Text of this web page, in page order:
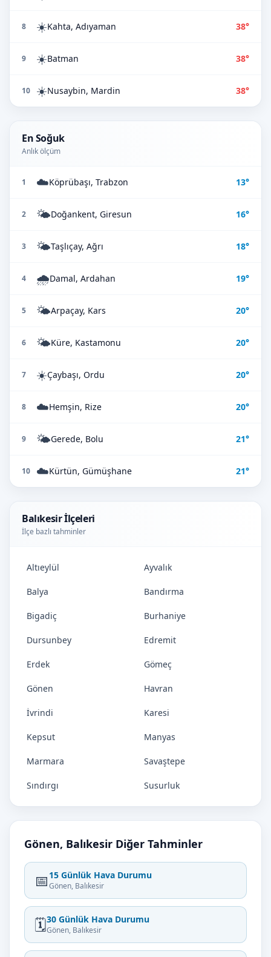
8 ☀️Kahta, Adıyaman 38°
9 ☀️Batman 38°
10 ☀️Nusaybin, Mardin 38°
En Soğuk
Anlık ölçüm
1 ☁️Köprübaşı, Trabzon 13°
2 🌤️Doğankent, Giresun 16°
3 🌤️Taşlıçay, Ağrı 18°
4 🌧️Damal, Ardahan 19°
5 🌤️Arpaçay, Kars 20°
6 🌤️Küre, Kastamonu 20°
7 ☀️Çaybaşı, Ordu 20°
8 ☁️Hemşin, Rize 20°
9 🌤️Gerede, Bolu 21°
10 ☁️Kürtün, Gümüşhane 21°
Balıkesir İlçeleri
İlçe bazlı tahminler
Altıeylül Ayvalık
Balya Bandırma
Bigadiç Burhaniye
Dursunbey Edremit
Erdek Gömeç
Gönen Havran
İvrindi Karesi
Kepsut Manyas
Marmara Savaştepe
Sındırgı Susurluk
Gönen, Balıkesir Diğer Tahminler
📅 15 Günlük Hava Durumu
Gönen, Balıkesir
🗓️30 Günlük Hava Durumu
Gönen, Balıkesir